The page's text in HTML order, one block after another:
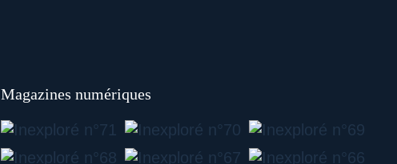
Magazines numériques